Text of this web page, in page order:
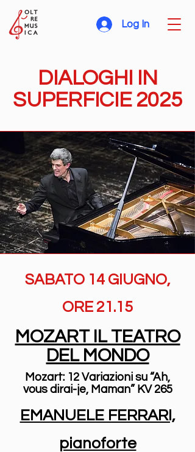
Log In
DIALOGHI IN
SUPERFICIE 2025
SABATO 14 GIUGNO,
ORE 21.15
MOZART IL TEATRO
DEL MONDO
Mozart: 12 Variazioni su “Ah,
vous dirai-je, Maman” KV 265
EMANUELE FERRARI,
pianoforte